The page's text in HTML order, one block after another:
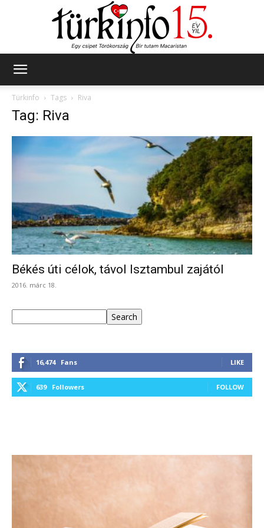
Türkinfo
Tags Riva
Tag: Riva
Békés úti célok, távol Isztambul zajától
2016. márc 18.
Search
16,474 Fans LIKE
639 Followers FOLLOW